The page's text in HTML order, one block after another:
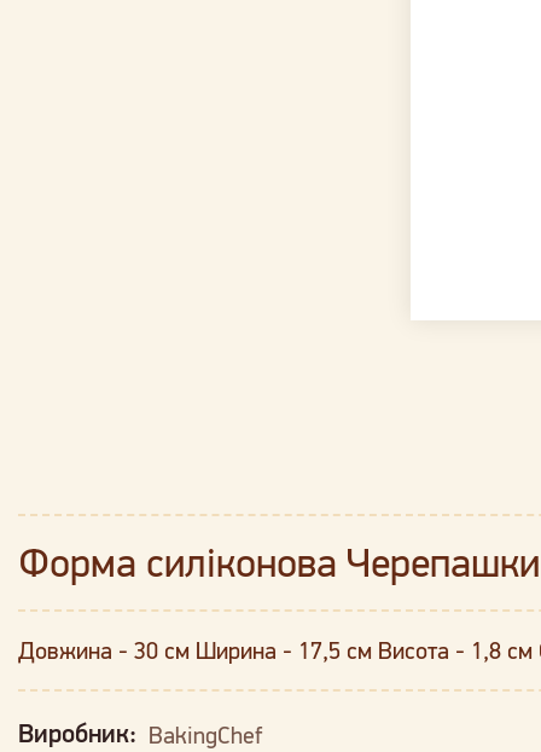
Форма силіконова
Довжина - 30 см Ширина - 17,5 см Висота - 1,8 см
Виробник: BakingChef